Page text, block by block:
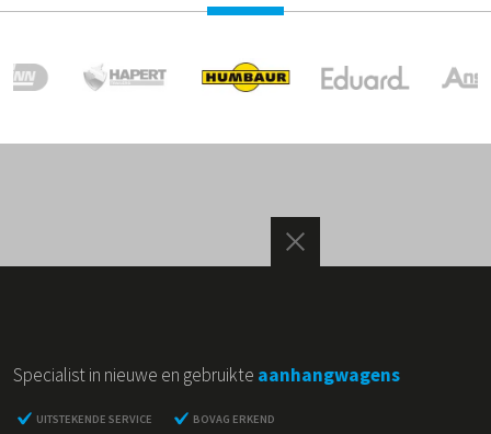
Specialist in nieuwe en gebruikte aanhangwagens
UITSTEKENDE SERVICE
BOVAG ERKEND